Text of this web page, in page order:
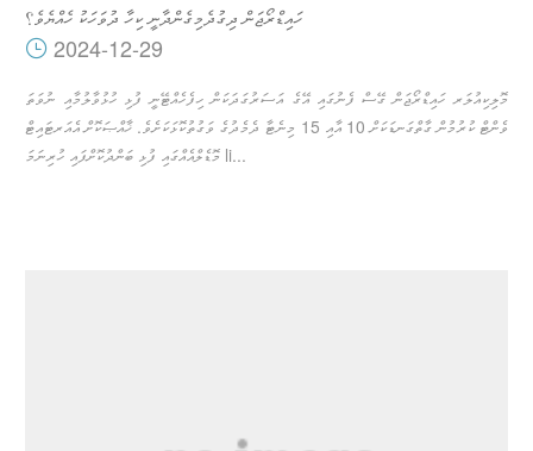
ހައިޑްރޯޖަން ދިގުދެމިގެންދާނީ ކިހާ ދުވަހަކު ހެއްޔެވެ؟
2024-12-29
މޮލިކިއުލަރ ހައިޑްރޯޖަން ގޭސް ފެނުގައި އޭގެ އަސަރުގަދަކަން ހިފެހެއްޓޭނީ ފުޅި ހުޅުވާލުމާއި ނުވަތަ
ވެންޓް ކުރުމުން ގާތްގަނޑަކަށް 10 އާއި 15 މިނެޓާ ދެމެދުގެ ވަގުތުކޮޅަކަށެވެ. ޚާއްޞަކޮށް އެއަރޓައިޓް
މޮޑެލްއެއްގައި ފުޅި ބަންދުކޮށްފައި ހުރިނަމަ li...